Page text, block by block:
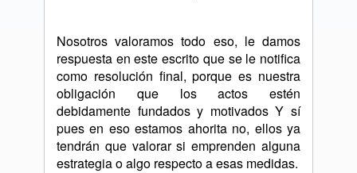
Nosotros valoramos todo eso, le damos
respuesta en este escrito que se le notifica
como resolución final, porque es nuestra
obligación que los actos estén
debidamente fundados y motivados Y sí
pues en eso estamos ahorita no, ellos ya
tendrán que valorar si emprenden alguna
estrategia o algo respecto a esas medidas.